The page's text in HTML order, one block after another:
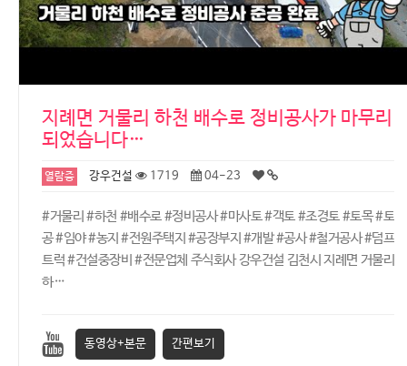
지례면 거물리 하천 배수로 정비공사가 마무리
되었습니다…
열람중 강우건설 1719 04-23
#거물리 #하천 #배수로 #정비공사 #마사토 #객토 #조경토 #토목 #토
공 #임야 #농지 #전원주택지 #공장부지 #개발 #공사 #철거공사 #덤프
트럭 #건설중장비 #전문업체 주식회사 강우건설 김천시 지례면 거물리
하…
동영상+본문 간편보기